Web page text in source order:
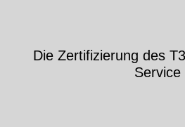
Die Zertifizierung des
Service